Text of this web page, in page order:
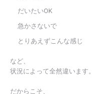
だいたいOK
急かさないで
とりあえずこんな感じ
など、
状況によって全然違います。
だからこそ、